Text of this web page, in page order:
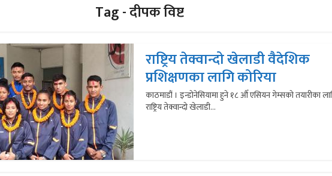
Tag - दीपक विष्ट
राष्ट्रिय तेक्वान्दो खेलाडी वैदेशिक
प्रशिक्षणका लागि कोरिया
काठमाडौं । इन्डोनेसियामा हुने १८ औँ एसियन गेम्सको तयारीका
राष्ट्रिय तेक्वान्दो खेलाडी...